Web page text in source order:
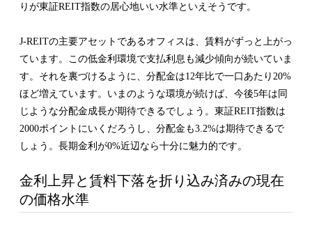
りが東証REIT指数の居心地いい水準といえそうです。
J-REITの主要アセットであるオフィスは、賃料がずっと上がっ
ています。この低金利環境で支払利息も減少傾向が続いていま
す。それを裏づけるように、分配金は12年比で一口あたり20%
ほど増えています。いまのような環境が続けば、今後5年は同
じような分配金成長が期待できるでしょう。東証REIT指数は
2000ポイントにいくだろうし、分配金も3.2%は期待できるで
しょう。長期金利が0%近辺なら十分に魅力的です。
金利上昇と賃料下落を折り込み済みの現在
の価格水準